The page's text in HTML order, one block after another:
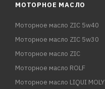
МОТОРНОЕ МАСЛО
Моторное масло ZIC 5w40
Моторное масло ZIC 5w30
Моторное масло ZIC
Моторное масло ROLF
Моторное масло LIQUI MOLY